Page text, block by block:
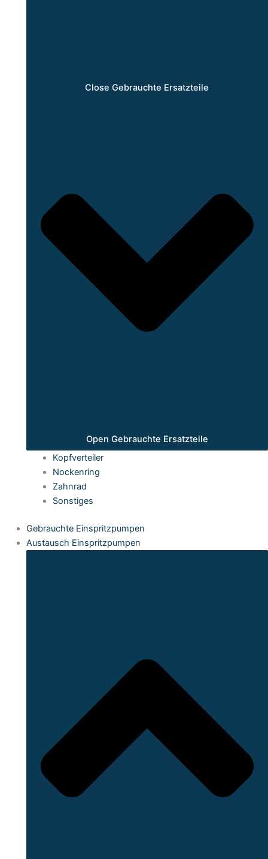
Close Gebrauchte Ersatzteile
Open Gebrauchte Ersatzteile
Kopfverteiler
Nockenring
Zahnrad
Sonstiges
Gebrauchte Einspritzpumpen
Austausch Einspritzpumpen